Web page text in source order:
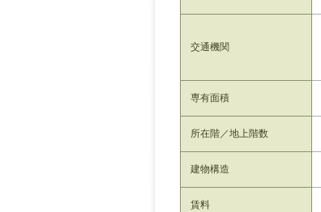
交通機関
専有面積
所在階／地上階数
建物構造
賃料